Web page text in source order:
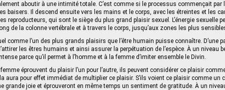
aboutir à une intimité totale. C’est comme si le processus commençait par
baisers. Il descend ensuite vers les mains et le corps, avec les étreintes et les
reproducteurs, qui sont le siège du plus grand plaisir sexuel. L’énergie sexuelle
de la colonne vertébrale et à travers le corps, jusqu’aux zones les plus
comme l’un des plus grands plaisirs que l’être humain puisse connaître. D’une
les êtres humains et ainsi assurer la perpétuation de l’espèce. À un niveau
parce qu’il permet à l’homme et à la femme d’imiter ensemble le Divin.
éprouvent du plaisir l’un pour l’autre, ils peuvent considérer ce plaisir
aura pour effet immédiat de multiplier ce plaisir. S’ils voient ce plaisir comme un
grande joie et éprouveront en même temps un sentiment de gratitude. À un